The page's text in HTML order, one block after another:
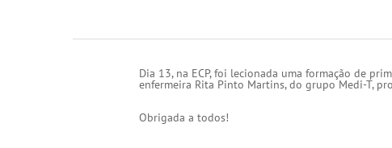
Dia 13, na ECP, foi lecionada uma formação de
enfermeira Rita Pinto Martins, do grupo Medi-T,
Obrigada a todos!